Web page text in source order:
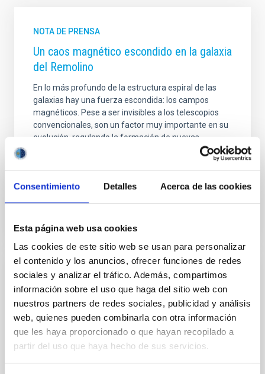
Consentimiento Detalles Acerca de las cookies
Esta página web usa cookies
Las cookies de este sitio web se usan para personalizar
el contenido y los anuncios, ofrecer funciones de redes
sociales y analizar el tráfico. Además, compartimos
información sobre el uso que haga del sitio web con
nuestros partners de redes sociales, publicidad y análisis
web, quienes pueden combinarla con otra información
que les haya proporcionado o que hayan recopilado a
partir del uso que haya hecho de sus servicios.
NOTA DE PRENSA
Un caos magnético escondido en la galaxia
del Remolino
En lo más profundo de la estructura espiral de las
galaxias hay una fuerza escondida: los campos
magnéticos. Pese a ser invisibles a los telescopios
convencionales, son un factor muy importante en su
evolución, regulando la formación de nuevas
estrellas y conduciendo el gas intergaláctico hacia su
Fecha de publicación 09/11/2021 - 15:04
NOTA DE PRENSA
Astrofísicos del IAC descubren la 'música
de las galaxias'
Astrónomos del IAC han encontrado patrones
complejos de resonancias en los discos de las